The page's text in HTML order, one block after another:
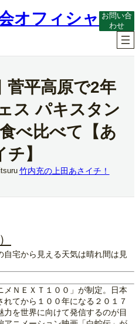
オフィシャ
お問い合
わせ
菅平高原で2年
ス パキスタン
べ比べて【あ
チ】
竹内充の上田あさイチ！
宅から見える天気は晴れ間は見
ＮＥＸＴ１００」が制定。日本
てから１００年になる２０１７
を世界に向けて発信するのが目